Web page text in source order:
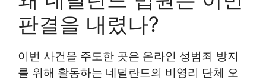
판결을 내렸나?
이번 사건을 주도한 곳은 온라인 성범죄 방지
를 위해 활동하는 네덜란드의 비영리 단체 오